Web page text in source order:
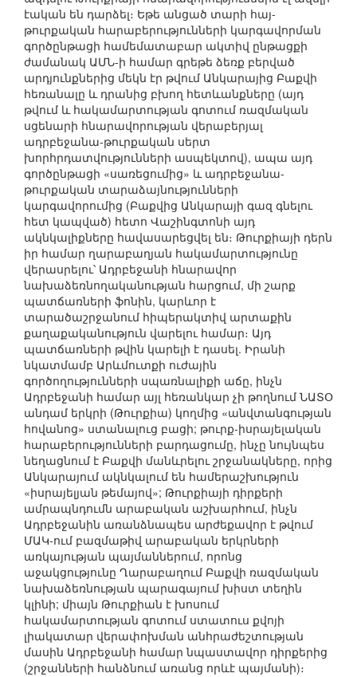
էական են դարձել։ Եթե անցած տարի հայ-
թուրքական հարաբերությունների կարգավորման
գործընթացի համեմատաբար ակտիվ ընթացքի
ժամանակ ԱՄՆ-ի համար գրեթե ձեռք բերված
արդյունքներից մեկն էր թվում Անկարայից Բաքվի
հեռանալը և դրանից բխող հետևանքները (այդ
թվում և հակամարտության գոտում ռազմական
սցենարի հնարավորության վերաբերյալ
ադրբեջանա-թուրքական սերտ
խորհրդատվությունների ասպեկտով), ապա այդ
գործընթացի «սառեցումից» և ադրբեջանա-
թուրքական տարաձայնությունների
կարգավորումից (Բաքվից Անկարայի գազ գնելու
հետ կապված) հետո Վաշինգտոնի այդ
ակնկալիքները հավասարեցվել են։ Թուրքիայի դերն
իր համար ղարաբաղյան հակամարտությունը
վերասրելու՝ Ադրբեջանի հնարավոր
նախաձեռնողականության հարցում, մի շարք
պատճառների ֆոնին, կարևոր է
տարածաշրջանում հիպերակտիվ արտաքին
քաղաքականություն վարելու համար։ Այդ
պատճառների թվին կարելի է դասել. Իրանի
նկատմամբ Արևմուտքի ուժային
գործողությունների սպառնալիքի աճը, ինչն
Ադրբեջանի համար այլ հեռանկար չի թողնում ՆԱՏՕ
անդամ երկրի (Թուրքիա) կողմից «անվտանգության
հովանոց» ստանալուց բացի; թուրք-իսրայելական
հարաբերությունների բարդացումը, ինչը նույնպես
նեղացնում է Բաքվի մանևրելու շրջանակները, որից
Անկարայում ակնկալում են համերաշխություն
«իսրայելյան թեմայով»; Թուրքիայի դիրքերի
ամրապնդումն արաբական աշխարհում, ինչն
Ադրբեջանին առանձնապես արժեքավոր է թվում
ՄԱԿ-ում բազմաթիվ արաբական երկրների
առկայության պայմաններում, որոնց
աջակցությունը Ղարաբաղում Բաքվի ռազմական
նախաձեռնության պարագայում խիստ տեղին
կլինի; միայն Թուրքիան է խոսում
հակամարտության գոտում ստատուս քվոյի
լիակատար վերափոխման անհրաժեշտության
մասին Ադրբեջանի համար նպաստավոր դիրքերից
(շրջանների հանձնում առանց որևէ պայմանի)։